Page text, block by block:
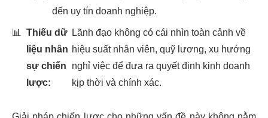
đến uy tín doanh nghiệp.
📊
Thiếu dữ
liệu nhân
sự chiến
lược:
Lãnh đạo không có cái nhìn toàn cảnh về
hiệu suất nhân viên, quỹ lương, xu hướng
nghỉ việc để đưa ra quyết định kinh doanh
kịp thời và chính xác.